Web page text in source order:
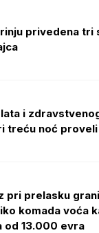
privedena tri
i
treću noć proveli
pri prelasku
komada voća
od 13.000 evra